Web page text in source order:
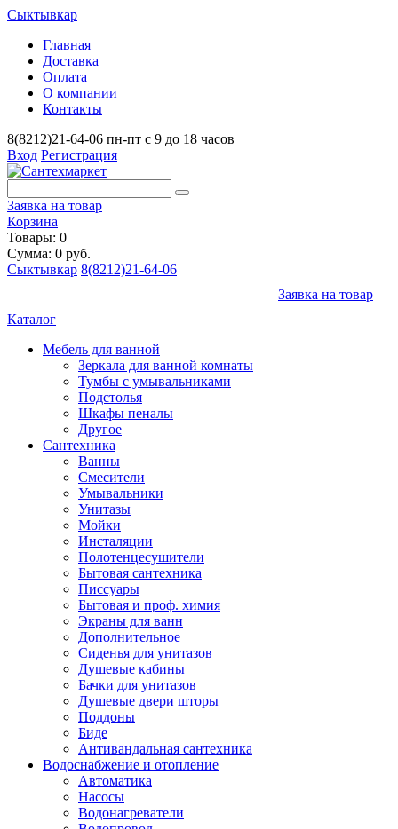
Сыктывкар
Главная
Доставка
Оплата
О компании
Контакты
8(8212)21-64-06 пн-пт с 9 до 18 часов
Вход Регистрация
Заявка на товар
Корзина
Товары: 0
Сумма: 0 руб.
Сыктывкар 8(8212)21-64-06
Заявка на товар
Каталог
Мебель для ванной
Зеркала для ванной комнаты
Тумбы с умывальниками
Подстолья
Шкафы пеналы
Другое
Сантехника
Ванны
Смесители
Умывальники
Унитазы
Мойки
Инсталяции
Полотенцесушители
Бытовая сантехника
Писсуары
Бытовая и проф. химия
Экраны для ванн
Дополнительное
Сиденья для унитазов
Душевые кабины
Бачки для унитазов
Душевые двери шторы
Поддоны
Биде
Антивандальная сантехника
Водоснабжение и отопление
Автоматика
Насосы
Водонагреватели